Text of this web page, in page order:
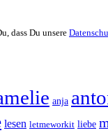
dass Du unsere
anja
lesen letmeworkit liebe